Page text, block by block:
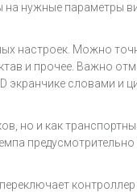
нужные параметры
настроек. Можно
и прочее. Важно
экранчике словами и
но и как